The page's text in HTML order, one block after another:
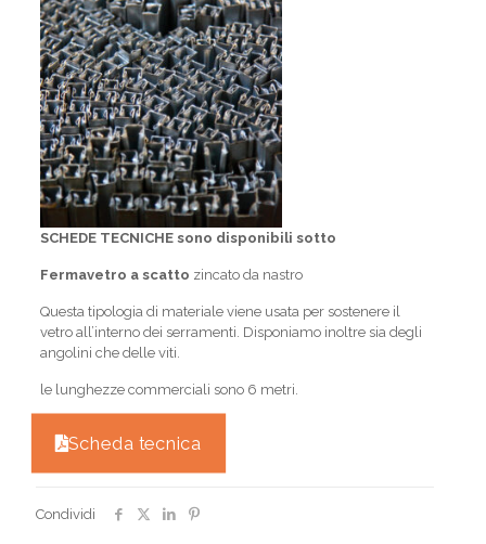
SCHEDE TECNICHE sono disponibili sotto
Fermavetro a scatto zincato da nastro
Questa tipologia di materiale viene usata per sostenere il
vetro all’interno dei serramenti. Disponiamo inoltre sia degli
angolini che delle viti.
le lunghezze commerciali sono 6 metri.
Scheda tecnica
Condividi